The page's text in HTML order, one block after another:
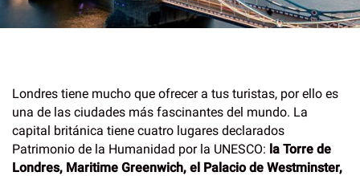
Londres tiene mucho que ofrecer a tus turistas, por ello es
una de las ciudades más fascinantes del mundo. La
capital británica tiene cuatro lugares declarados
Patrimonio de la Humanidad por la UNESCO: la Torre de
Londres, Maritime Greenwich, el Palacio de Westminster,